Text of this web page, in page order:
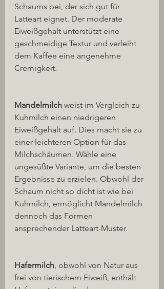
Schaums bei, der sich gut für
Latteart eignet. Der moderate
Eiweißgehalt unterstützt eine
geschmeidige Textur und verleiht
dem Kaffee eine angenehme
Cremigkeit.
Mandelmilch weist im Vergleich zu
Kuhmilch einen niedrigeren
Eiweißgehalt auf. Dies macht sie zu
einer leichteren Option für das
Milchschäumen. Wähle eine
ungesüßte Variante, um die besten
Ergebnisse zu erzielen. Obwohl der
Schaum nicht so dicht ist wie bei
Kuhmilch, ermöglicht Mandelmilch
dennoch das Formen
ansprechender Latteart-Muster.
Hafermilch, obwohl von Natur aus
frei von tierischem Eiweiß, enthält